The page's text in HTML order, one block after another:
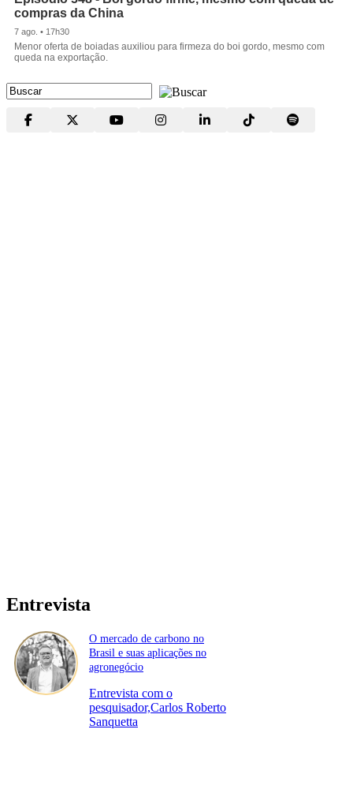
compras da China
7 ago. • 17h30
Menor oferta de boiadas auxiliou para firmeza do boi gordo, mesmo com
queda na exportação.
Entrevista
O mercado de carbono no
Brasil e suas aplicações no
agronegócio
Entrevista com o
pesquisador,Carlos Roberto
Sanquetta